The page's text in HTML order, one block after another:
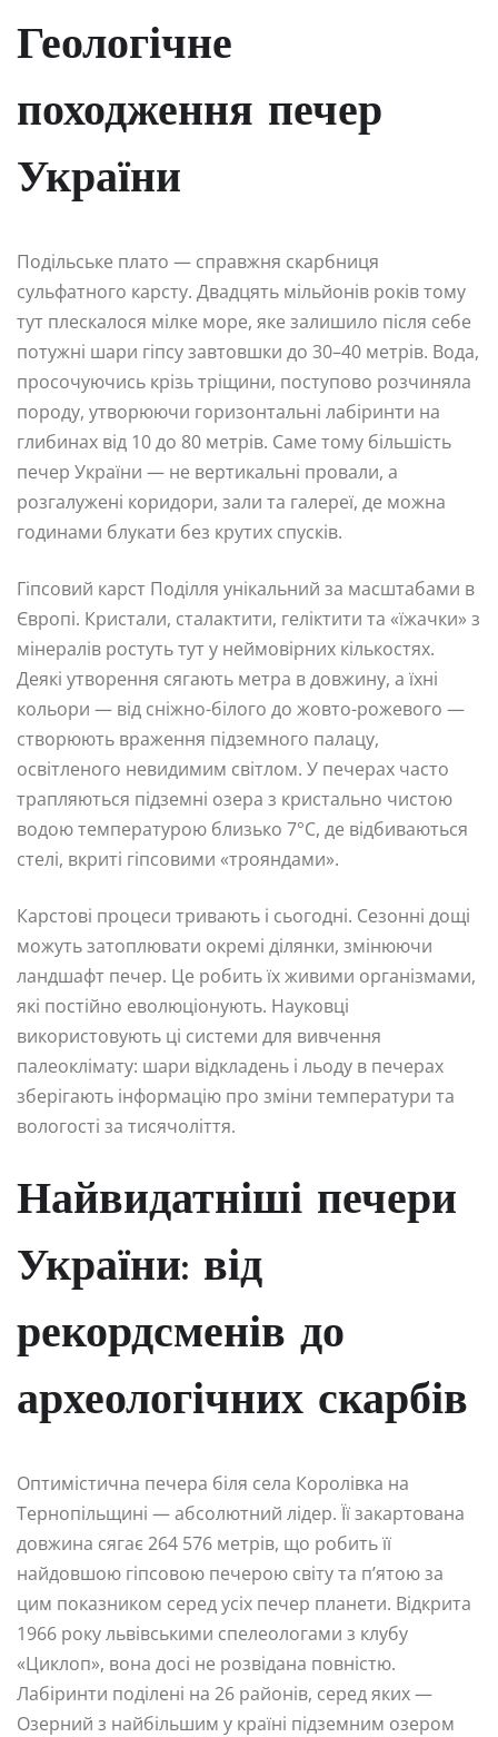
Геологічне
походження печер
України
Подільське плато — справжня скарбниця
сульфатного карсту. Двадцять мільйонів років тому
тут плескалося мілке море, яке залишило після себе
потужні шари гіпсу завтовшки до 30–40 метрів. Вода,
просочуючись крізь тріщини, поступово розчиняла
породу, утворюючи горизонтальні лабіринти на
глибинах від 10 до 80 метрів. Саме тому більшість
печер України — не вертикальні провали, а
розгалужені коридори, зали та галереї, де можна
годинами блукати без крутих спусків.
Гіпсовий карст Поділля унікальний за масштабами в
Європі. Кристали, сталактити, геліктити та «їжачки» з
мінералів ростуть тут у неймовірних кількостях.
Деякі утворення сягають метра в довжину, а їхні
кольори — від сніжно-білого до жовто-рожевого —
створюють враження підземного палацу,
освітленого невидимим світлом. У печерах часто
трапляються підземні озера з кристально чистою
водою температурою близько 7°C, де відбиваються
стелі, вкриті гіпсовими «трояндами».
Карстові процеси тривають і сьогодні. Сезонні дощі
можуть затоплювати окремі ділянки, змінюючи
ландшафт печер. Це робить їх живими організмами,
які постійно еволюціонують. Науковці
використовують ці системи для вивчення
палеоклімату: шари відкладень і льоду в печерах
зберігають інформацію про зміни температури та
вологості за тисячоліття.
Найвидатніші печери
України: від
рекордсменів до
археологічних скарбів
Оптимістична печера біля села Королівка на
Тернопільщині — абсолютний лідер. Її закартована
довжина сягає 264 576 метрів, що робить її
найдовшою гіпсовою печерою світу та п’ятою за
цим показником серед усіх печер планети. Відкрита
1966 року львівськими спелеологами з клубу
«Циклоп», вона досі не розвідана повністю.
Лабіринти поділені на 26 районів, серед яких —
Озерний з найбільшим у країні підземним озером